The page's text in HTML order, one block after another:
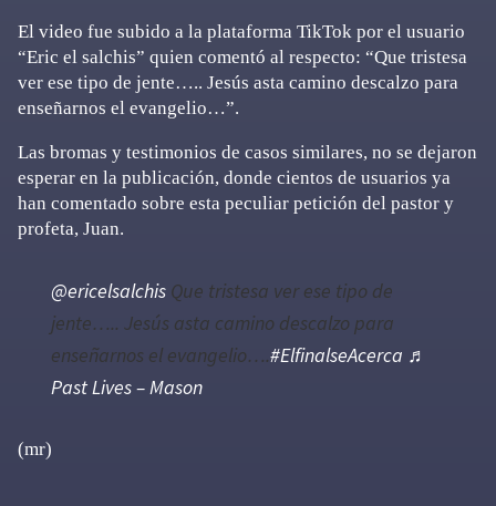
El video fue subido a la plataforma TikTok por el usuario
“Eric el salchis” quien comentó al respecto: “Que tristesa
ver ese tipo de jente….. Jesús asta camino descalzo para
enseñarnos el evangelio…”.
Las bromas y testimonios de casos similares, no se dejaron
esperar en la publicación, donde cientos de usuarios ya
han comentado sobre esta peculiar petición del pastor y
profeta, Juan.
@ericelsalchis Que tristesa ver ese tipo de
jente….. Jesús asta camino descalzo para
enseñarnos el evangelio….#ElfinalseAcerca ♬
Past Lives – Mason
(mr)